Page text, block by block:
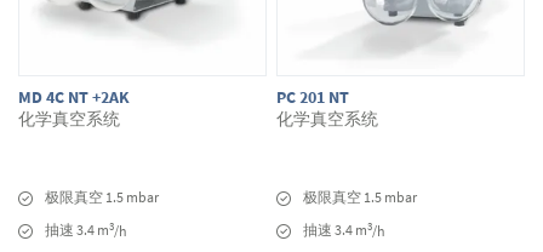
MD 4C NT +2AK
化学真空系统
极限真空 1.5 mbar
抽速 3.4 m3/h
PC 201 NT
化学真空系统
极限真空 1.5 mbar
抽速 3.4 m3/h